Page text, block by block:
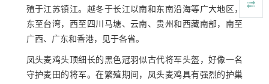
殖于江苏镇江。越冬于长江以南和东南沿海等广大地区，
东至台湾，西至四川马塘、云南、贵州和西藏南部，南至
广西、广东和香港，见于各省。
凤头麦鸡头顶细长的黑色冠羽似古代将军头盔，好像一名
守护麦田的将军。在繁殖期间，凤头麦鸡具有强烈的护巢